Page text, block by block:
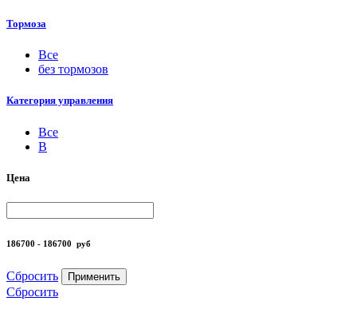
Тормоза
Все
без тормозов
Категория управления
Все
B
Цена
186700 - 186700 руб
Сбросить Применить
Сбросить